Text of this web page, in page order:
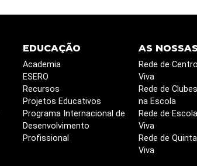
EDUCAÇÃO
Academia
ESERO
Recursos
Projetos Educativos
Programa Internacional de
Desenvolvimento
Profissional
AS
Rede de
Viva
Rede de
na Escola
Rede de
Viva
Rede de
Viva